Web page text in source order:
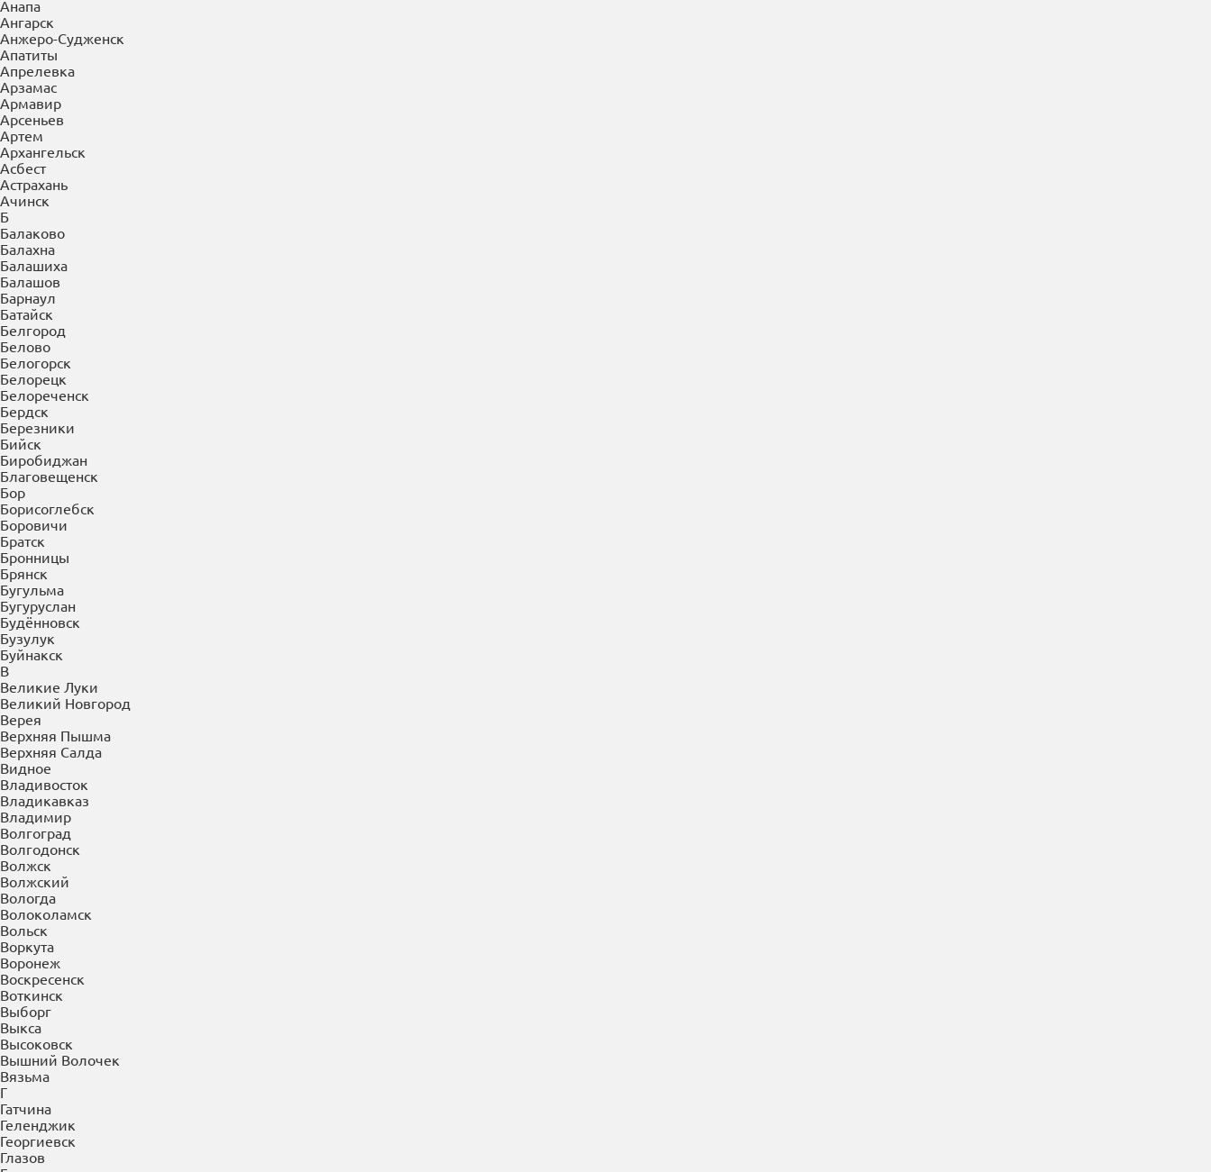
Керчь
А
Абакан
Азов
Александров
Алексин
Альметьевск
Анапа
Ангарск
Анжеро-Судженск
Апатиты
Апрелевка
Арзамас
Армавир
Арсеньев
Артем
Архангельск
Асбест
Астрахань
Ачинск
Б
Балаково
Балахна
Балашиха
Балашов
Барнаул
Батайск
Белгород
Белово
Белогорск
Белорецк
Белореченск
Бердск
Березники
Бийск
Биробиджан
Благовещенск
Бор
Борисоглебск
Боровичи
Братск
Бронницы
Брянск
Бугульма
Бугуруслан
Будённовск
Бузулук
Буйнакск
В
Великие Луки
Великий Новгород
Верея
Верхняя Пышма
Верхняя Салда
Видное
Владивосток
Владикавказ
Владимир
Волгоград
Волгодонск
Волжск
Волжский
Вологда
Волоколамск
Вольск
Воркута
Воронеж
Воскресенск
Воткинск
Выборг
Выкса
Высоковск